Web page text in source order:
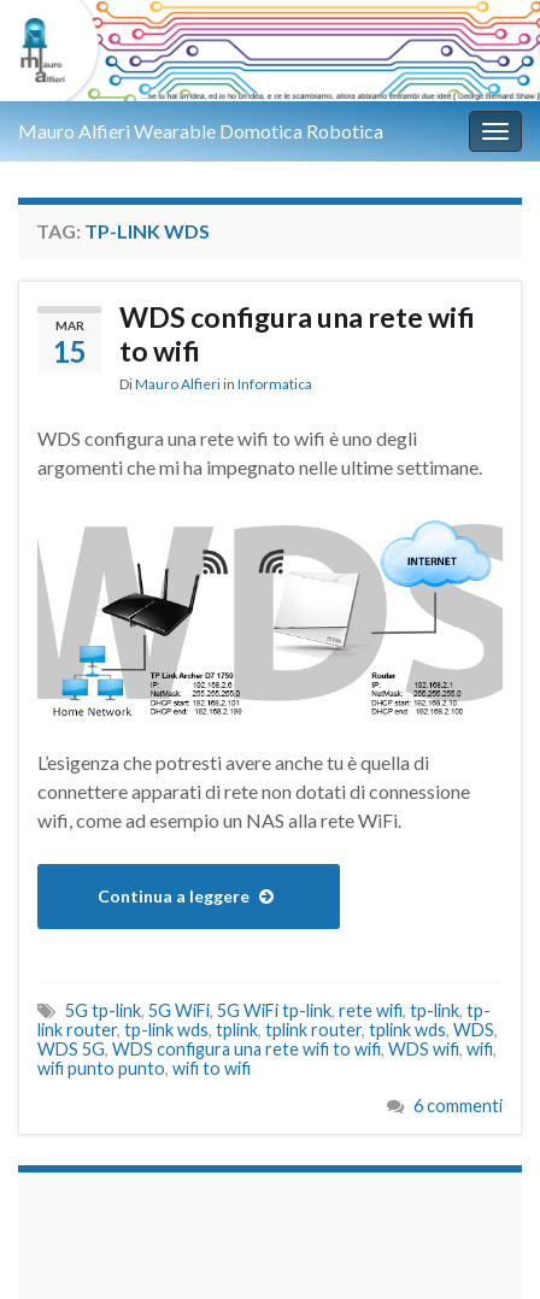
Mauro Alfieri Wearable Domotica Robotica
TAG: TP-LINK WDS
MAR
15
WDS configura una rete wifi
to wifi
DiMauro Alfieri in Informatica
WDS configura una rete wifi to wifi è uno degli
argomenti che mi ha impegnato nelle ultime settimane.
L’esigenza che potresti avere anche tu è quella di
connettere apparati di rete non dotati di connessione
wifi, come ad esempio un NAS alla rete WiFi.
Continua a leggere
5G tp-link, 5G WiFi, 5G WiFi tp-link, rete wifi, tp-link, tp-
link router, tp-link wds, tplink, tplink router, tplink wds, WDS,
WDS 5G, WDS configura una rete wifi to wifi, WDS wifi, wifi,
wifi punto punto, wifi to wifi
6 commenti